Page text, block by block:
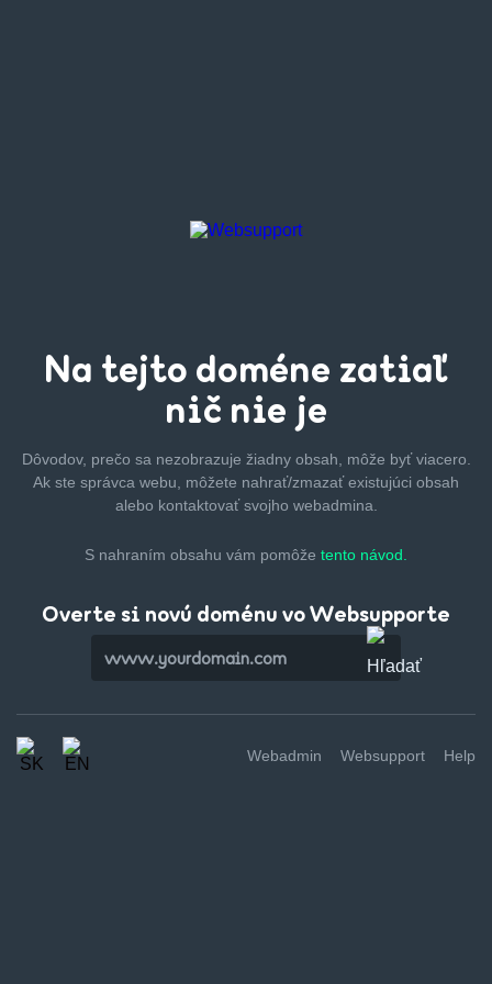
Na tejto doméne zatiaľ
nič nie je
Dôvodov, prečo sa nezobrazuje žiadny obsah, môže byťviacero.
Ak ste správca webu, môžete nahrať/zmazaťexistujúci obsah
alebo kontaktovať svojho webadmina.
S nahraním obsahu vám pomôže tento návod.
Overte si novú doménu vo Websupporte
Webadmin Websupport Help